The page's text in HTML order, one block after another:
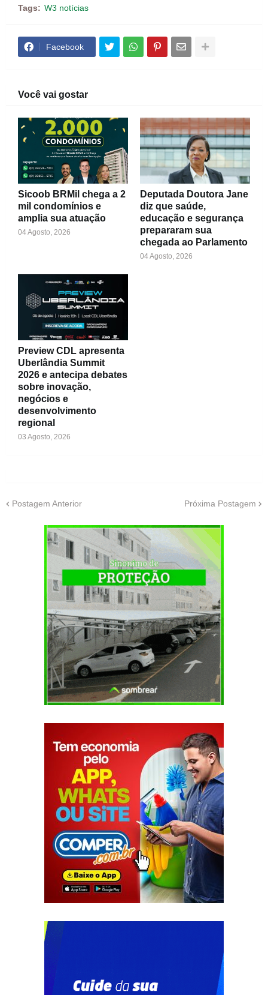
Tags: W3 notícias
Facebook
Você vai gostar
Sicoob BRMil chega a 2
mil condomínios e
amplia sua atuação
04 Agosto, 2026
Deputada Doutora Jane
diz que saúde,
educação e segurança
prepararam sua
chegada ao Parlamento
04 Agosto, 2026
Preview CDL apresenta
Uberlândia Summit
2026 e antecipa debates
sobre inovação,
negócios e
desenvolvimento
regional
03 Agosto, 2026
Postagem Anterior Próxima Postagem